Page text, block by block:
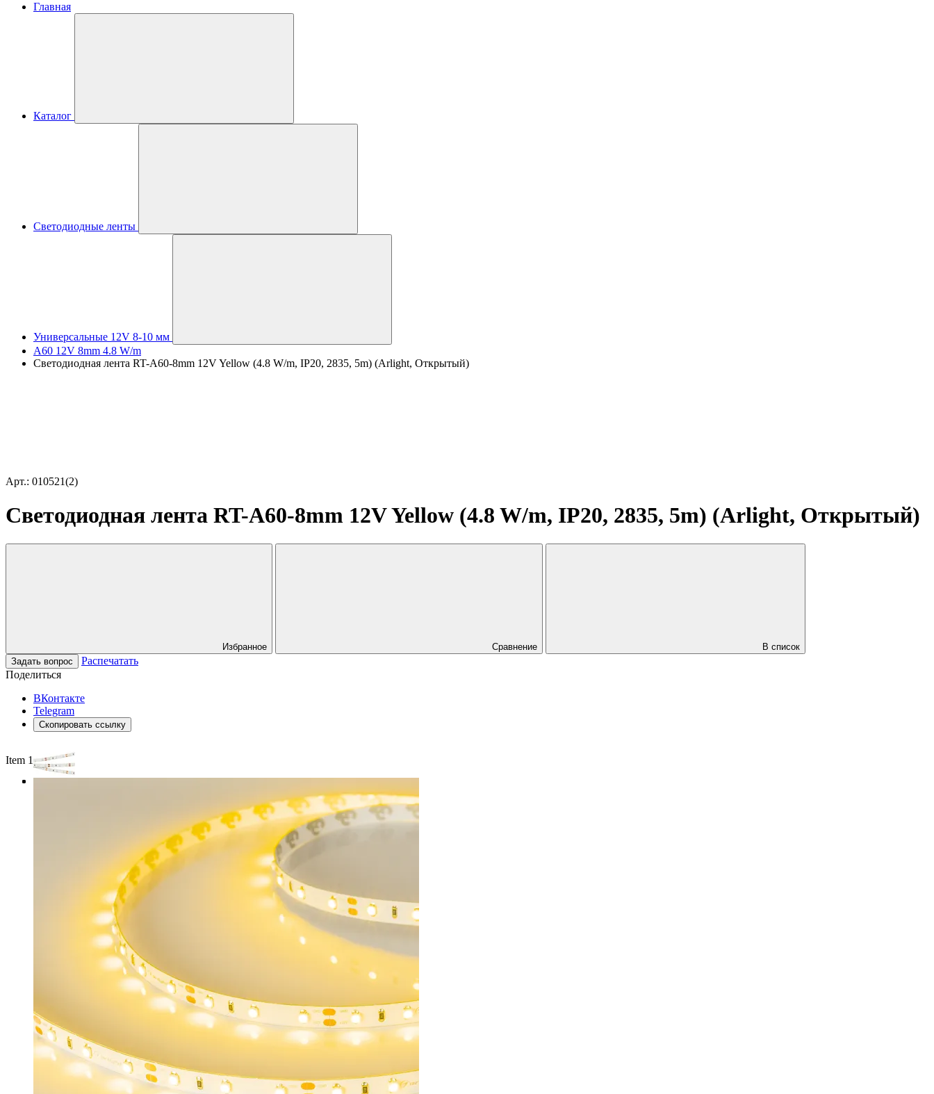
Главная
Каталог
Светодиодные ленты
Универсальные 12V 8-10 мм
A60 12V 8mm 4.8 W/m
Светодиодная лента RT-A60-8mm 12V Yellow (4.8 W/m, IP20, 2835, 5m) (Arlight, Открытый)
Арт.: 010521(2)
Светодиодная лента RT-A60-8mm 12V Yellow (4.8 W/m, IP20, 2835, 5m) (Arlight, Открытый)
Избранное Сравнение
В список
Задать вопрос
Распечатать
Поделиться
ВКонтакте
Telegram
Скопировать ссылку
Item 1 of 3